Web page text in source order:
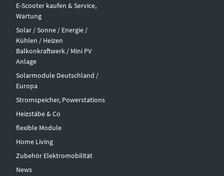
E-Scooter kaufen & Service,
Wartung
Solar / Sonne / Energie /
Kühlen / Heizen
Balkonkraftwerk / Mini PV
Anlage
Solarmodule Deutschland /
Europa
Stromspeicher, Powerstations
Heizstäbe & Co
flexible Module
Home Living
Zubehör Elektromobilität
News